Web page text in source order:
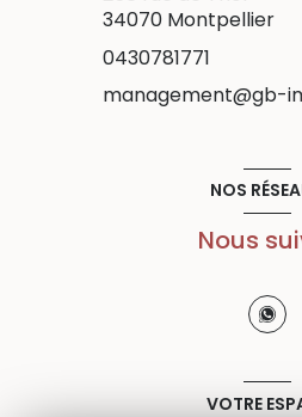
34070 Montpellier
0430781771
management@gb-
NOS
Nous
VOTRE